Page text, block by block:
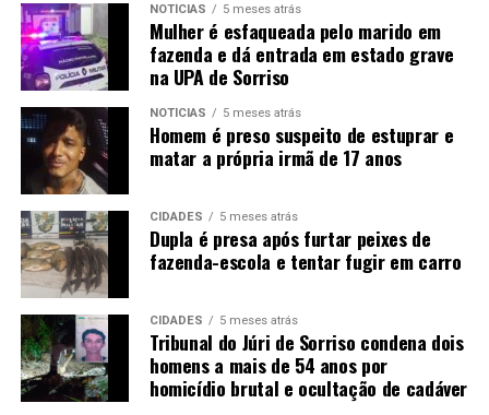
NOTÍCIAS 5 meses atrás
Mulher é esfaqueada pelo marido em
fazenda e dá entrada em estado grave
na UPA de Sorriso
NOTÍCIAS 5 meses atrás
Homem é preso suspeito de estuprar e
matar a própria irmã de 17 anos
CIDADES 5 meses atrás
Dupla é presa após furtar peixes de
fazenda-escola e tentar fugir em carro
CIDADES 5 meses atrás
Tribunal do Júri de Sorriso condena dois
homens a mais de 54 anos por
homicídio brutal e ocultação de cadáver